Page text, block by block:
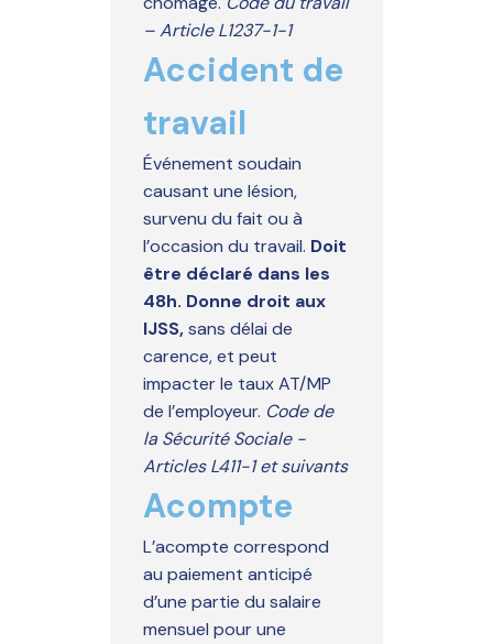
– Article L1237-1-1
Accident de
travail
Événement soudain
causant une lésion,
survenu du fait ou à
l’occasion du travail. Doit
être déclaré dans les
48h. Donne droit aux
IJSS,sans délai de
carence, et peut
impacter le taux AT/MP
de l’employeur. Code de
la Sécurité Sociale -
Articles L411-1 et suivants
Acompte
L’acompte correspond
au paiement anticipé
d’une partie du salaire
mensuel pour une